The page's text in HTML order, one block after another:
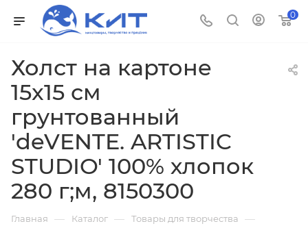
0
Холст на картоне
15x15 см
грунтованный
'deVENTE. ARTISTIC
STUDIO' 100% хлопок
280 г;м, 8150300
Главная — Каталог — Товары для творчества —